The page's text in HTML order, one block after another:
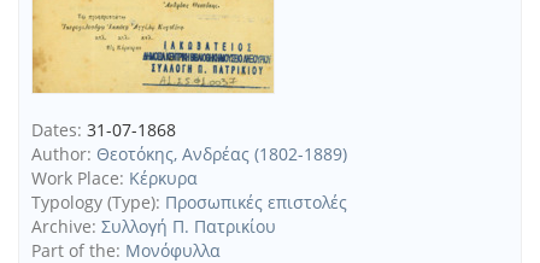
Dates: 31-07-1868
Author: Θεοτόκης, Ανδρέας (1802-1889)
Work Place: Κέρκυρα
Typology (Type): Προσωπικές επιστολές
Archive: Συλλογή Π. Πατρικίου
Part of the: Μονόφυλλα